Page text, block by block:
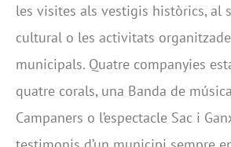
les visites als vestigis històrics, al
cultural o les activitats
municipals. Quatre companyies
quatre corals, una Banda de
Campaners o l’espectacle Sac i